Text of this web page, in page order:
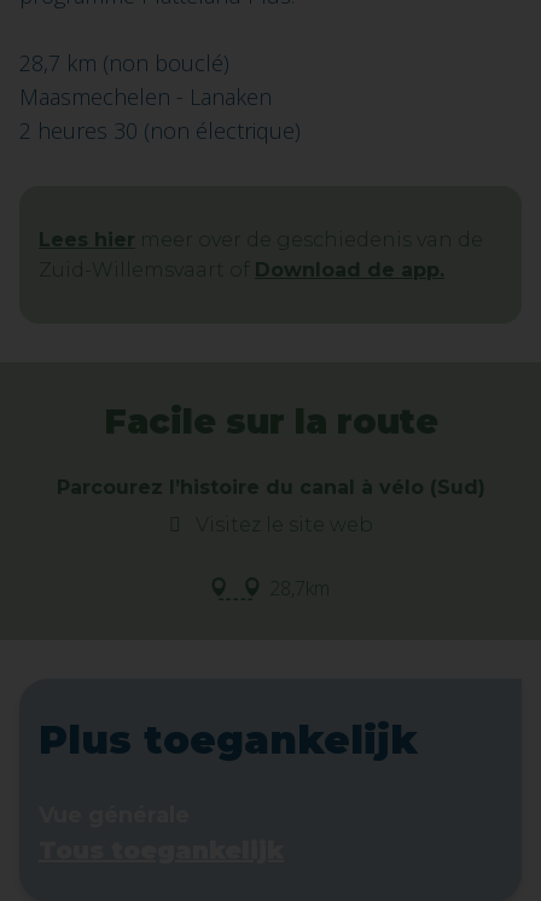
28,7 km (non bouclé)
Maasmechelen - Lanaken
2 heures 30 (non électrique)
Lees hier meer over de geschiedenis van de
Zuid-Willemsvaart of Download de app.
Facile sur la route
Parcourez l’histoire du canal à vélo (Sud)
Visitez le site web
28,7km
Plus toegankelijk